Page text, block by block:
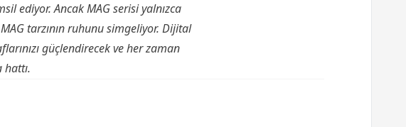
ediyor. Ancak MAG serisi yalnızca
tarzının ruhunu simgeliyor. Dijital
güçlendirecek ve her zaman